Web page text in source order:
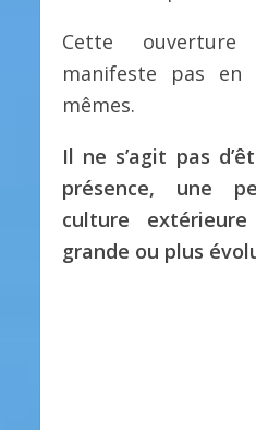
Cette
manifeste pas en
mêmes.
Il ne s’agit pas
présence, une
culture
grande ou plus